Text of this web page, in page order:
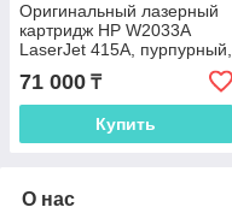
Оригинальный лазерный
картридж HP W2033A
LaserJet 415A, пурпурный,
2100 стр.
71 000 ₸
Купить
О нас